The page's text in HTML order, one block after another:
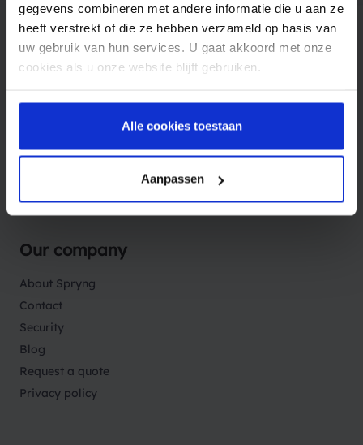
gegevens combineren met andere informatie die u aan ze
heeft verstrekt of die ze hebben verzameld op basis van
uw gebruik van hun services. U gaat akkoord met onze
cookies als u onze website blijft gebruiken.
Alle cookies toestaan
Aanpassen
Our company
About Spryng
Contact
Security
Blog
Request a quote
Privacy policy